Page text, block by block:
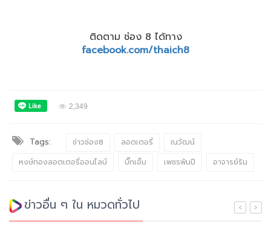
ติดตาม ช่อง 8 ได้ทาง
facebook.com/thaich8
2,349
Tags: ข่าวช่อง8 ลอตเตอรี่
ณวัฒน์
หงษ์ทองลอตเตอรี่ออนไลน์
บิ๊กเอ็ม เพชรพันปี อาจารย์ริน
ข่าวอื่น ๆ ใน หมวดทั่วไป